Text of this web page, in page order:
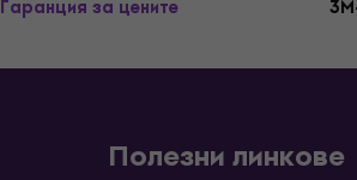
Гаранция за цените
Полезни линкове